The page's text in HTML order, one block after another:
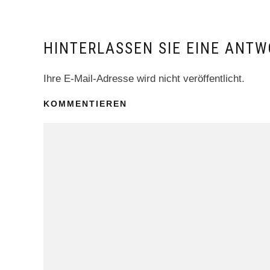
HINTERLASSEN SIE EINE
Ihre E-Mail-Adresse wird nicht veröffentlicht.
KOMMENTIEREN